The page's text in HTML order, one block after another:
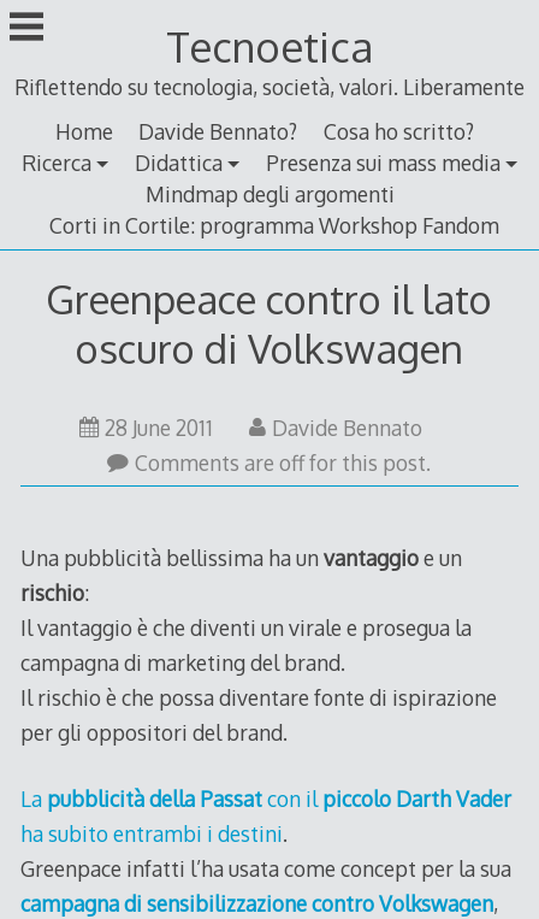
Skip
to
Tecnoetica
Riflettendo su tecnologia, società, valori. Liberamente
Home
Davide Bennato?
Cosa ho scritto?
Ricerca
Didattica
Presenza sui mass media
Mindmap degli argomenti
Corti in Cortile: programma Workshop Fandom
Greenpeace contro il lato
oscuro di Volkswagen
28 June 2011
June
Davide Bennato
Comments are off for this post.
Una pubblicità bellissima ha unvantaggioe un
rischio:
Il vantaggio è che diventi un virale e prosegua la
campagna di marketing del brand.
Il rischio è che possa diventare fonte di ispirazione
per gli oppositori del brand.
La pubblicità della Passatcon ilpiccolo Darth Vader
ha subito entrambi i destini.
Greenpace infatti l’ha usata come concept per la sua
campagna di sensibilizzazione contro Volkswagen,